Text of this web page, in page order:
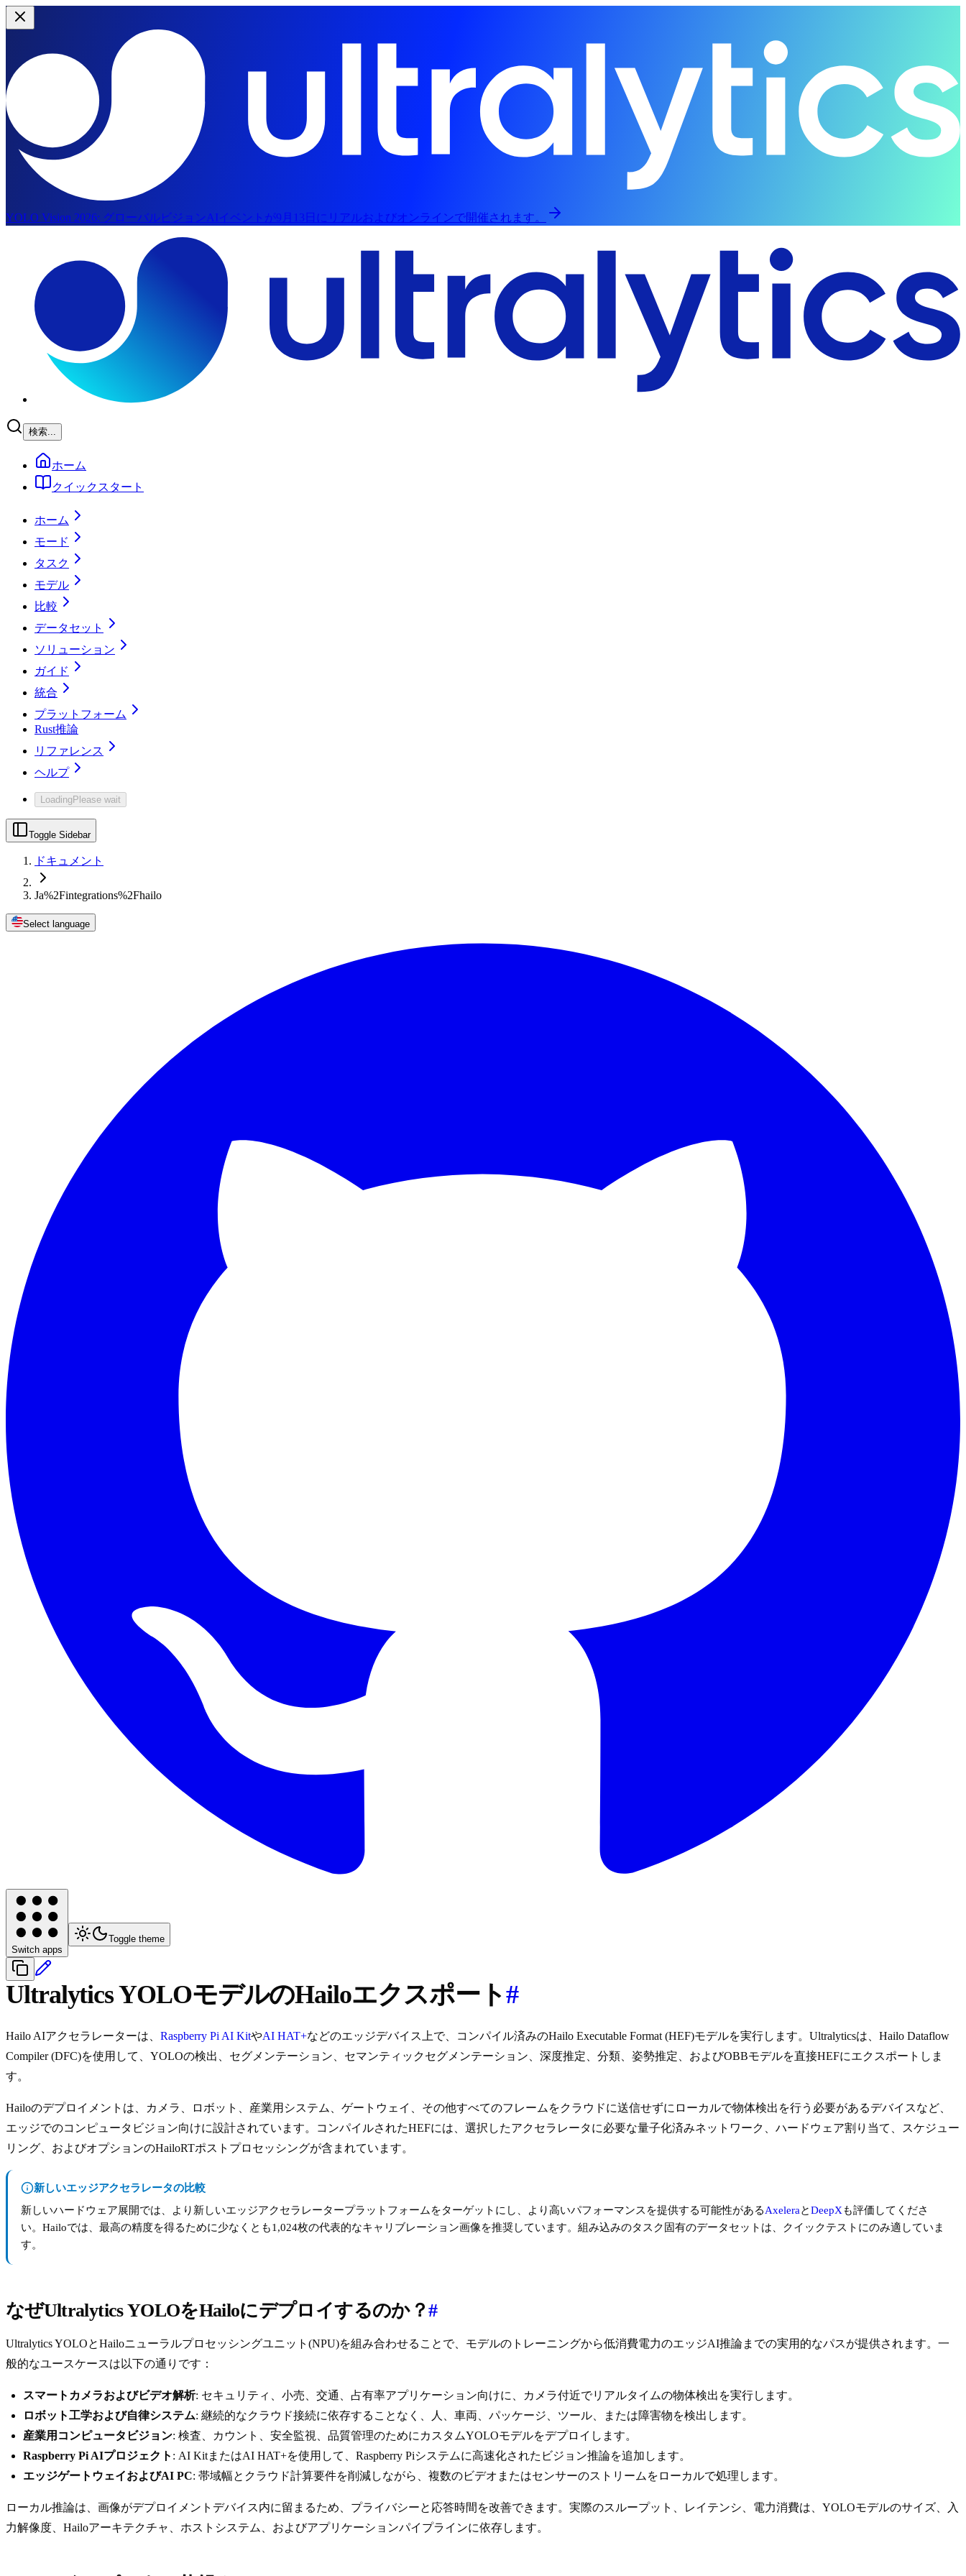
YOLO Vision 2026: グローバルビジョンAIイベントが9月13日にリアルおよびオンラインで開催されます。
検索...
ホーム
クイックスタート
ホーム
モード
タスク
モデル
比較
データセット
ソリューション
ガイド
統合
プラットフォーム
Rust推論
リファレンス
ヘルプ
LoadingPlease wait
Toggle Sidebar
ドキュメント
Ja%2Fintegrations%2Fhailo
Select language
Switch apps
Toggle theme
Ultralytics YOLOモデルのHailoエクスポート#
Hailo AIアクセラレーターは、 Raspberry Pi AI KitやAI HAT+などのエッジデバイス上で、コンパイル済みのHailo Executable Format (HEF)モデルを実行します。Ultralyticsは、Hailo Dataflow
Compiler (DFC)を使用して、YOLOの検出、セグメンテーション、セマンティックセグメンテーション、深度推定、分類、姿勢推定、およびOBBモデルを直接HEFにエクスポートしま
す。
Hailoのデプロイメントは、カメラ、ロボット、産業用システム、ゲートウェイ、その他すべてのフレームをクラウドに送信せずにローカルで物体検出を行う必要があるデバイスなど、
エッジでのコンピュータビジョン向けに設計されています。コンパイルされたHEFには、選択したアクセラレータに必要な量子化済みネットワーク、ハードウェア割り当て、スケジュー
リング、およびオプションのHailoRTポストプロセッシングが含まれています。
新しいエッジアクセラレータの比較
新しいハードウェア展開では、より新しいエッジアクセラレータープラットフォームをターゲットにし、より高いパフォーマンスを提供する可能性があるAxeleraとDeepXも評価してくださ
い。Hailoでは、最高の精度を得るために少なくとも1,024枚の代表的なキャリブレーション画像を推奨しています。組み込みのタスク固有のデータセットは、クイックテストにのみ適していま
す。
なぜUltralytics YOLOをHailoにデプロイするのか？#
Ultralytics YOLOとHailoニューラルプロセッシングユニット(NPU)を組み合わせることで、モデルのトレーニングから低消費電力のエッジAI推論までの実用的なパスが提供されます。一
般的なユースケースは以下の通りです：
スマートカメラおよびビデオ解析: セキュリティ、小売、交通、占有率アプリケーション向けに、カメラ付近でリアルタイムの物体検出を実行します。
ロボット工学および自律システム: 継続的なクラウド接続に依存することなく、人、車両、パッケージ、ツール、または障害物を検出します。
産業用コンピュータビジョン: 検査、カウント、安全監視、品質管理のためにカスタムYOLOモデルをデプロイします。
Raspberry Pi AIプロジェクト : AI KitまたはAI HAT+を使用して、Raspberry Piシステムに高速化されたビジョン推論を追加します。
エッジゲートウェイおよびAI PC: 帯域幅とクラウド計算要件を削減しながら、複数のビデオまたはセンサーのストリームをローカルで処理します。
ローカル推論は、画像がデプロイメントデバイス内に留まるため、プライバシーと応答時間を改善できます。実際のスループット、レイテンシ、電力消費は、YOLOモデルのサイズ、入
力解像度、Hailoアーキテクチャ、ホストシステム、およびアプリケーションパイプラインに依存します。